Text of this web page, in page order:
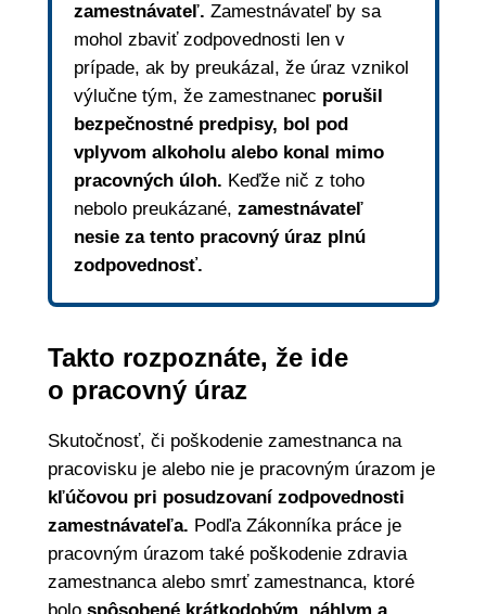
zamestnávateľ. Zamestnávateľ by sa
mohol zbaviť zodpovednosti len v
prípade, ak by preukázal, že úraz vznikol
výlučne tým, že zamestnanec porušil
bezpečnostné predpisy, bol pod
vplyvom alkoholu alebo konal mimo
pracovných úloh. Keďže nič z toho
nebolo preukázané, zamestnávateľ
nesie za tento pracovný úraz plnú
zodpovednosť.
Takto rozpoznáte, že ide
o pracovný úraz
Skutočnosť, či poškodenie zamestnanca na
pracovisku je alebo nie je pracovným úrazom je
kľúčovou pri posudzovaní zodpovednosti
zamestnávateľa. Podľa Zákonníka práce je
pracovným úrazom také poškodenie zdravia
zamestnanca alebo smrť zamestnanca, ktoré
bolo spôsobené krátkodobým, náhlym a